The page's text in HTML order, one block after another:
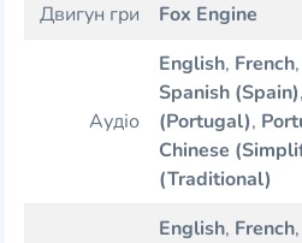
Двигун гри Fox Engine
Аудіо
English, French,
Spanish (Spain),
(Portugal),
Chinese
(Traditional)
English, French,